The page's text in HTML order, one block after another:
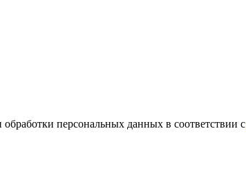
персональных данных в соответствии с